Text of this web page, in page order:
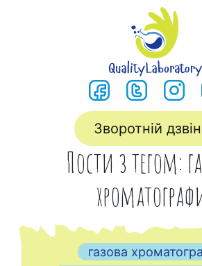
Зворотній
Пости з тегом:
газова